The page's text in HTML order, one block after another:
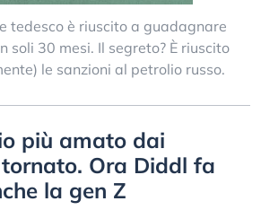
tedesco è riuscito a guadagnare
soli 30 mesi. Il segreto? È riuscito
le sanzioni al petrolio russo.
più amato dai
Ora Diddl fa
la gen Z